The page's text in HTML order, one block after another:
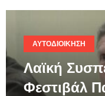
ΑΥΤΟΔΙΟΊΚΗΣΗ
Λαϊκή
Φεστιβάλ